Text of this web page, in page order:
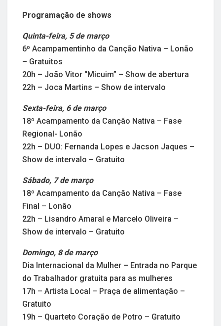
Programação de shows
Quinta-feira, 5 de março
6º Acampamentinho da Canção Nativa – Lonão
– Gratuitos
20h – João Vitor “Micuim” – Show de abertura
22h – Joca Martins – Show de intervalo
Sexta-feira, 6 de março
18º Acampamento da Canção Nativa – Fase
Regional- Lonão
22h – DUO: Fernanda Lopes e Jacson Jaques –
Show de intervalo – Gratuito
Sábado, 7 de março
18º Acampamento da Canção Nativa – Fase
Final – Lonão
22h – Lisandro Amaral e Marcelo Oliveira –
Show de intervalo – Gratuito
Domingo, 8 de março
Dia Internacional da Mulher – Entrada no Parque
do Trabalhador gratuita para as mulheres
17h – Artista Local – Praça de alimentação –
Gratuito
19h – Quarteto Coração de Potro – Gratuito